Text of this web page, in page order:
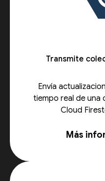
Transmite
Envía
tiempo real de una
Cloud
Más